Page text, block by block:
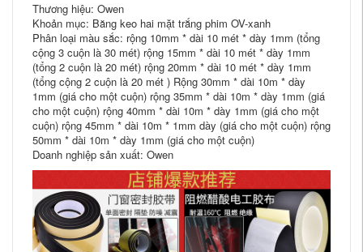
Thương hiệu: Owen
Khoản mục: Băng keo hai mặt trắng phim OV-xanh
Phân loại màu sắc: rộng 10mm * dài 10 mét * dày 1mm (tổng
cộng 3 cuộn là 30 mét) rộng 15mm * dài 10 mét * dày 1mm
(tổng 2 cuộn là 20 mét) rộng 20mm * dài 10 mét * dày 1mm
(tổng cộng 2 cuộn là 20 mét ) Rộng 30mm * dài 10m * dày
1mm (giá cho một cuộn) rộng 35mm * dài 10m * dày 1mm (giá
cho một cuộn) rộng 40mm * dài 10m * dày 1mm (giá cho một
cuộn) rộng 45mm * dài 10m * 1mm dày (giá cho một cuộn) rộng
50mm * dài 10m * dày 1mm (giá cho một cuộn)
Doanh nghiệp sản xuất: Owen